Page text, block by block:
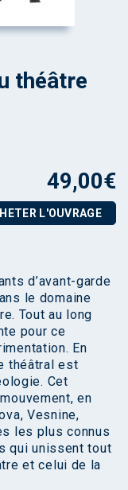
théâtre
49,00€
L'OUVRAGE
d’avant-garde
le domaine
Tout au long
pour ce
En
théâtral est
Cet
en
Vesnine,
les plus connus
qui unissent tout
et celui de la